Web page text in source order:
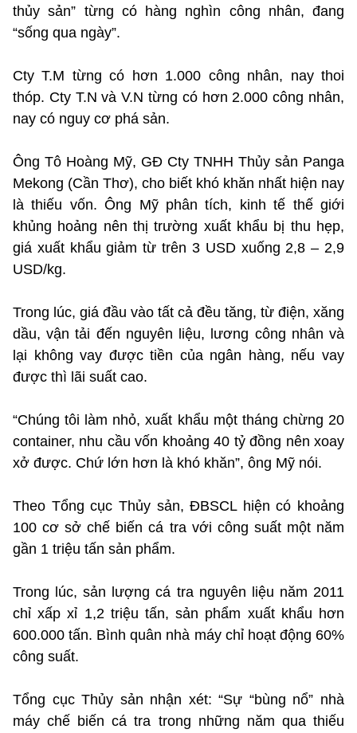
thủy sản” từng có hàng nghìn công nhân, đang
“sống qua ngày”.
Cty T.M từng có hơn 1.000 công nhân, nay thoi
thóp. Cty T.N và V.N từng có hơn 2.000 công nhân,
nay có nguy cơ phá sản.
Ông Tô Hoàng Mỹ, GĐ Cty TNHH Thủy sản Panga
Mekong (Cần Thơ), cho biết khó khăn nhất hiện nay
là thiếu vốn. Ông Mỹ phân tích, kinh tế thế giới
khủng hoảng nên thị trường xuất khẩu bị thu hẹp,
giá xuất khẩu giảm từ trên 3 USD xuống 2,8 – 2,9
USD/kg.
Trong lúc, giá đầu vào tất cả đều tăng, từ điện, xăng
dầu, vận tải đến nguyên liệu, lương công nhân và
lại không vay được tiền của ngân hàng, nếu vay
được thì lãi suất cao.
“Chúng tôi làm nhỏ, xuất khẩu một tháng chừng 20
container, nhu cầu vốn khoảng 40 tỷ đồng nên xoay
xở được. Chứ lớn hơn là khó khăn”, ông Mỹ nói.
Theo Tổng cục Thủy sản, ĐBSCL hiện có khoảng
100 cơ sở chế biến cá tra với công suất một năm
gần 1 triệu tấn sản phẩm.
Trong lúc, sản lượng cá tra nguyên liệu năm 2011
chỉ xấp xỉ 1,2 triệu tấn, sản phẩm xuất khẩu hơn
600.000 tấn. Bình quân nhà máy chỉ hoạt động 60%
công suất.
Tổng cục Thủy sản nhận xét: “Sự “bùng nổ” nhà
máy chế biến cá tra trong những năm qua thiếu